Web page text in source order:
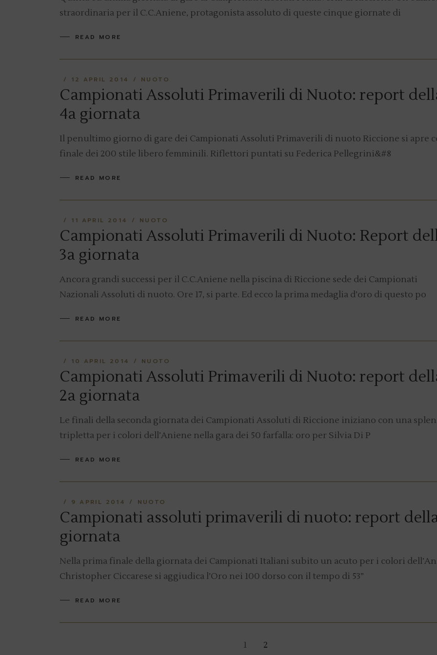
straordinaria per il C.C.Aniene, protagonista assoluto di queste cinque giornate di
READ MORE
12 APRIL 2014 NUOTO
Campionati Assoluti Primaverili di Nuoto: report
4a giornata
Il penultimo giorno di gare dei Campionati Assoluti Primaverili di nuoto Riccione si apre
finale dei 200 stile libero femminili. Riflettori puntati su Federica Pellegrini&#8
READ MORE
11 APRIL 2014 NUOTO
Campionati Assoluti Primaverili di Nuoto: Report
3a giornata
Ancora grandi successi per il C.C.Aniene nella piscina di Riccione sede dei Campionati
Nazionali Assoluti di nuoto. Ore 17, si parte. Ed ecco la prima medaglia d’oro di questo po
READ MORE
10 APRIL 2014 NUOTO
Campionati Assoluti Primaverili di Nuoto: report
2a giornata
Le finali della seconda giornata dei Campionati Assoluti di Riccione iniziano con una
tripletta per i colori dell’Aniene nella gara dei 50 farfalla: oro per Silvia Di P
READ MORE
9 APRIL 2014 NUOTO
Campionati assoluti primaverili di nuoto: report
giornata
Nella prima finale della giornata dei Campionati Italiani subito un acuto per i colori
Christopher Ciccarese si aggiudica l’Oro nei 100 dorso con il tempo di 53”
READ MORE
1 2